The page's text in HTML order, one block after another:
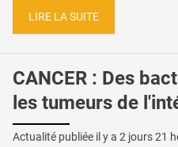
LIRE LA SUITE
CANCER : Des
les tumeurs de
Actualité publiée il y a 2 jours 21